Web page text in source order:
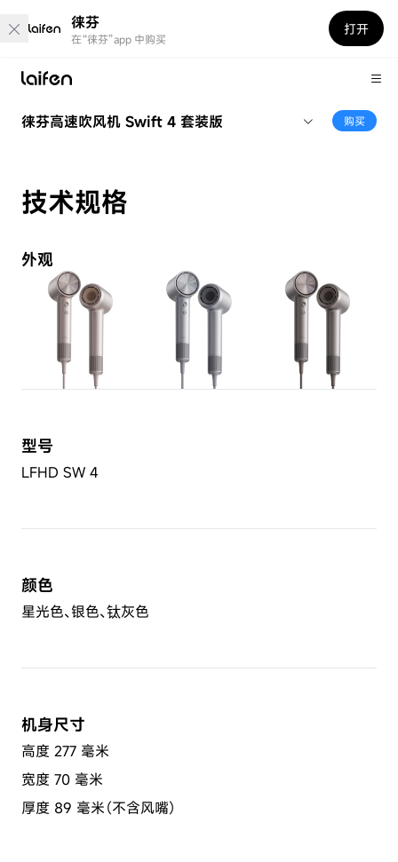
徕芬
在“徕芬”app 中购买
打开
徕芬高速吹风机 Swift 4 套装版 购买
技术规格
外观
型号
LFHD SW 4
颜色
星光色、银色、钛灰色
机身尺寸
高度 277 毫米
宽度 70 毫米
厚度 89 毫米（不含风嘴）